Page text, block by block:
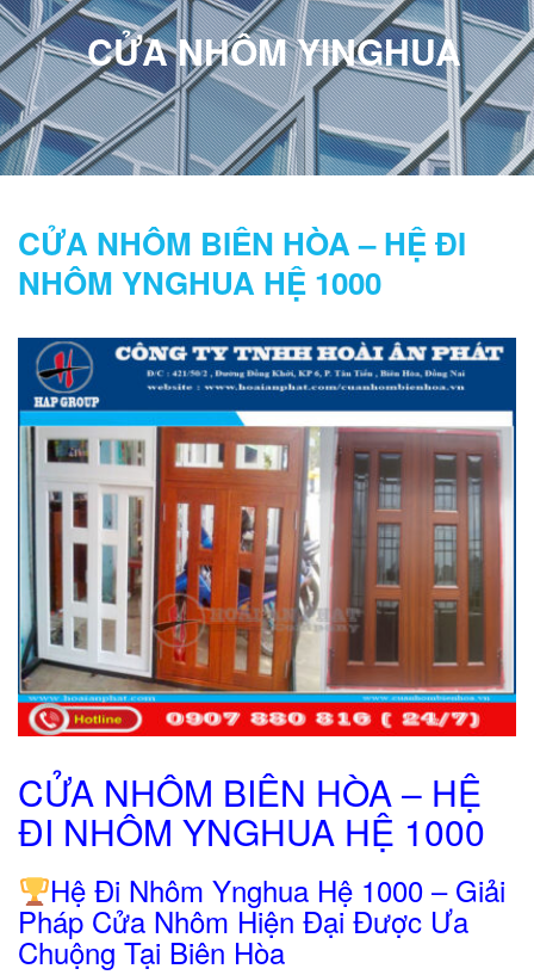
CỬA NHÔM YINGHUA
CỬA NHÔM BIÊN HÒA – HỆ ĐI
NHÔM YNGHUA HỆ 1000
CỬA NHÔM BIÊN HÒA – HỆ
ĐI NHÔM YNGHUA HỆ 1000
Hệ Đi Nhôm Ynghua Hệ 1000 – Giải
Pháp Cửa Nhôm Hiện Đại Được Ưa
Chuộng Tại Biên Hòa